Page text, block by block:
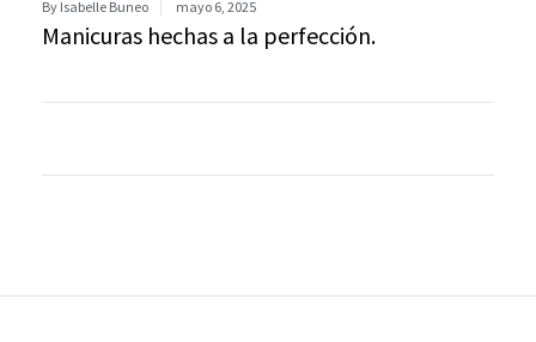
By Isabelle Buneo mayo 6, 2025
Manicuras hechas a la perfección.